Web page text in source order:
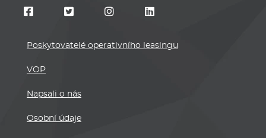
Poskytovatelé operativního leasingu
VOP
Napsali o nás
Osobní údaje